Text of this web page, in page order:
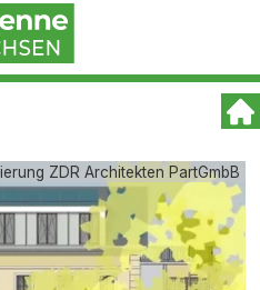
ZDR Architekten PartGmbB